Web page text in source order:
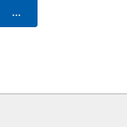
Seleccionar